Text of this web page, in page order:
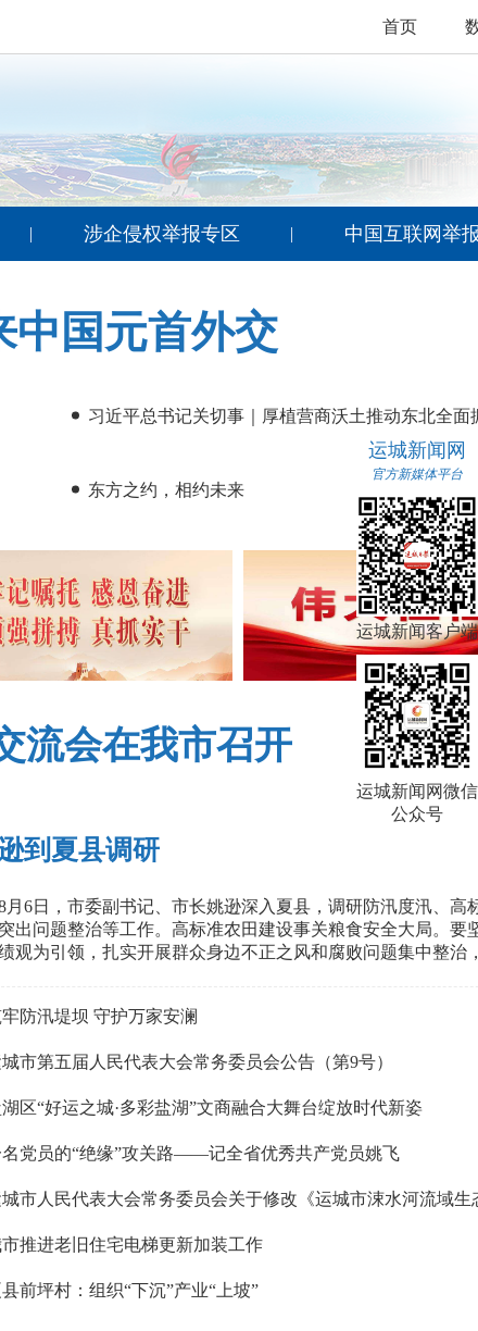
首页
| 涉企侵权举报专区 | 中国互联网举
中国元首外交
习近平总书记关切事｜厚植营商沃土推动东北全面
东方之约，相约未来
流会在我市召开
主持
西专家人才夏令营暨第三届运城人才周即将举行
到夏县调研
月6日，市委副书记、市长姚逊深入夏县，调研防汛度汛、高
出问题整治等工作。高标准农田建设事关粮食安全大局。要
观为引领，扎实开展群众身边不正之风和腐败问题集中整治
防汛堤坝 守护万家安澜
市第五届人民代表大会常务委员会公告（第9号）
区“好运之城·多彩盐湖”文商融合大舞台绽放时代新姿
党员的“绝缘”攻关路——记全省优秀共产党员姚飞
市人民代表大会常务委员会关于修改《运城市涑水河流域生
护条例》等四部地方性法规的决定
推进老旧住宅电梯更新加装工作
前坪村：组织“下沉”产业“上坡”
运城新闻网
官方新媒体平台
运城新闻客户端
运城新闻网微信
公众号